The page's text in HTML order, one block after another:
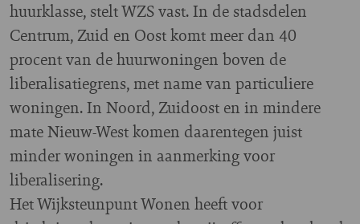
huurklasse, stelt WZS vast. In de stadsdelen
Centrum, Zuid en Oost komt meer dan 40
procent van de huurwoningen boven de
liberalisatiegrens, met name van particuliere
woningen. In Noord, Zuidoost en in mindere
mate Nieuw-West komen daarentegen juist
minder woningen in aanmerking voor
liberalisering.
Het Wijksteunpunt Wonen heeft voor